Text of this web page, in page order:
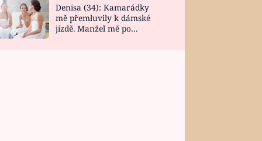
Denisa (34): Kamarádky
mě přemluvily k dámské
jízdě. Manžel mě po